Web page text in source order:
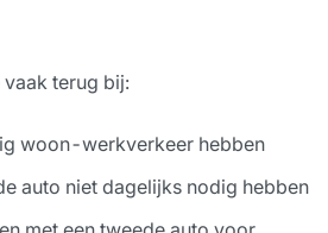
terug bij:
woon-werkverkeer hebben
auto niet dagelijks nodig hebben